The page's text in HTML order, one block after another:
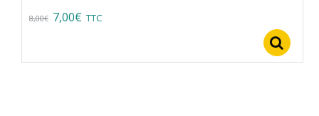
8,00€ Original
was:
7,00€ Current
is:
TTC